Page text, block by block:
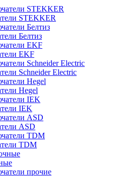
STEKKER
Белтиз
EKF
Schneider Electric
Hegel
IEK
ASD
TDM